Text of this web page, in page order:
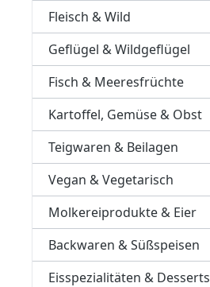
Fleisch & Wild
Geflügel & Wildgeflügel
Fisch & Meeresfrüchte
Kartoffel, Gemüse & Obst
Teigwaren & Beilagen
Vegan & Vegetarisch
Molkereiprodukte & Eier
Backwaren & Süßspeisen
Eisspezialitäten & Desserts